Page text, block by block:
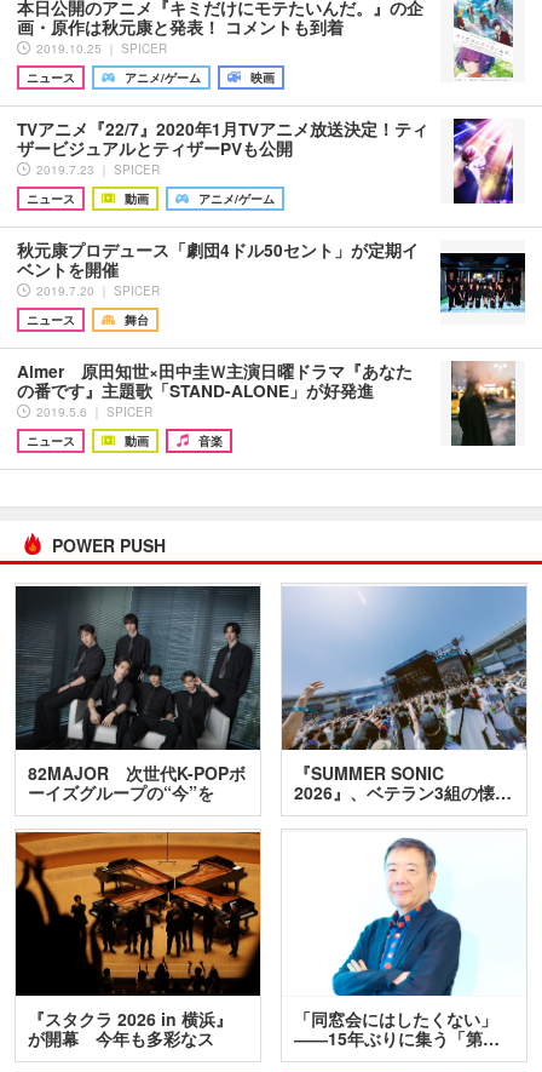
本日公開のアニメ『キミだけにモテたいんだ。』の企
画・原作は秋元康と発表！ コメントも到着
2019.10.25 ｜ SPICER
ニュース
アニメ/ゲーム 映画
TVアニメ『22/7』2020年1月TVアニメ放送決定！ティ
ザービジュアルとティザーPVも公開
2019.7.23 ｜ SPICER
ニュース
動画 アニメ/ゲーム
秋元康プロデュース「劇団4ドル50セント」が定期イ
ベントを開催
2019.7.20 ｜ SPICER
ニュース
舞台
Aimer 原田知世×田中圭Ｗ主演日曜ドラマ『あなた
の番です』主題歌「STAND-ALONE」が好発進
2019.5.6 ｜ SPICER
ニュース
動画 音楽
POWER PUSH
82MAJOR 次世代K-POPボ
ーイズグループの“今”を
訊…
『SUMMER SONIC
2026』、ベテラン3組の懐…
『スタクラ 2026 in 横浜』
が開幕 今年も多彩なス
テ…
「同窓会にはしたくない」
――15年ぶりに集う「第…